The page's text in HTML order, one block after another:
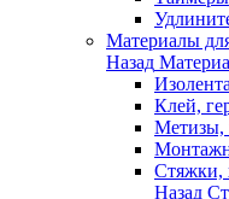
Материалы
Назад
Клей,
Метизы,
Стяжки,
Назад